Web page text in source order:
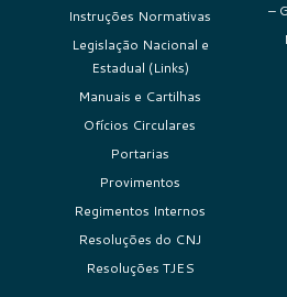
Instruções Normativas
Legislação Nacional e
Estadual (Links)
Manuais e Cartilhas
Ofícios Circulares
Portarias
Provimentos
Regimentos Internos
Resoluções do CNJ
Resoluções TJES
–